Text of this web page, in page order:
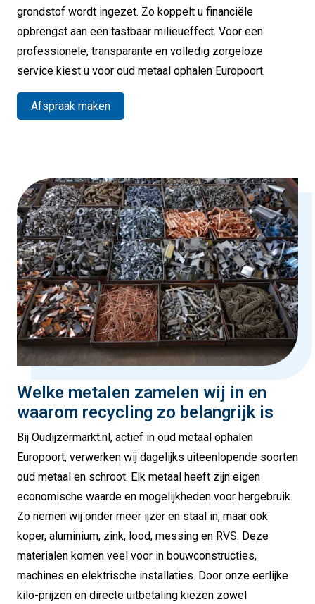
grondstof wordt ingezet. Zo koppelt u financiële
opbrengst aan een tastbaar milieueffect. Voor een
professionele, transparante en volledig zorgeloze
service kiest u voor oud metaal ophalen Europoort.
Afspraak maken
Welke metalen zamelen wij in en
waarom recycling zo belangrijk is
Bij Oudijzermarkt.nl, actief in oud metaal ophalen
Europoort, verwerken wij dagelijks uiteenlopende soorten
oud metaal en schroot. Elk metaal heeft zijn eigen
economische waarde en mogelijkheden voor hergebruik.
Zo nemen wij onder meer ijzer en staal in, maar ook
koper, aluminium, zink, lood, messing en RVS. Deze
materialen komen veel voor in bouwconstructies,
machines en elektrische installaties. Door onze eerlijke
kilo-prijzen en directe uitbetaling kiezen zowel